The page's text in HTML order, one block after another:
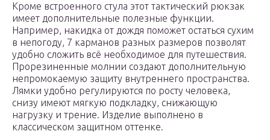
Кроме встроенного стула этот тактический рюкзак
имеет дополнительные полезные функции.
Например, накидка от дождя поможет остаться сухим
в непогоду, 7 карманов разных размеров позволят
удобно сложить всё необходимое для путешествия.
Прорезиненные молнии создают дополнительную
непромокаемую защиту внутреннего пространства.
Лямки удобно регулируются по росту человека,
снизу имеют мягкую подкладку, снижающую
нагрузку и трение. Изделие выполнено в
классическом защитном оттенке.